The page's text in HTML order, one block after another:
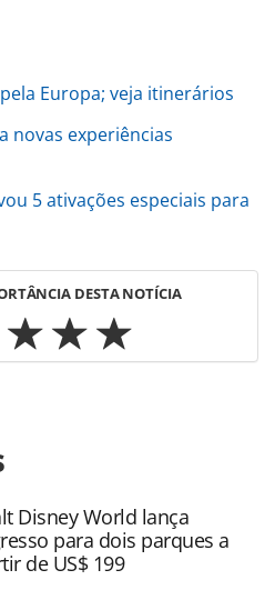
Europa; veja itinerários
novas experiências
5 ativações especiais para
DESTA NOTÍCIA
mercado/cruzeiros/2024/
do-norwegian-
oferecidas na página.
PANROTAS Editora é
sobre direito autoral.
autorização da PANROTAS
Disney World lança
para dois parques a
de US$ 199